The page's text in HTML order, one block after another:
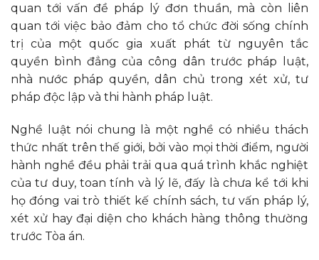
quan tới vấn đề pháp lý đơn thuần, mà còn liên
quan tới việc bảo đảm cho tổ chức đời sống chính
trị của một quốc gia xuất phát từ nguyên tắc
quyền bình đẳng của công dân trước pháp luật,
nhà nước pháp quyền, dân chủ trong xét xử, tư
pháp độc lập và thi hành pháp luật.
Nghề luật nói chung là một nghề có nhiều thách
thức nhất trên thế giới, bởi vào mọi thời điểm, người
hành nghề đều phải trải qua quá trình khắc nghiệt
của tư duy, toan tính và lý lẽ, đấy là chưa kể tới khi
họ đóng vai trò thiết kế chính sách, tư vấn pháp lý,
xét xử hay đại diện cho khách hàng thông thường
trước Tòa án.